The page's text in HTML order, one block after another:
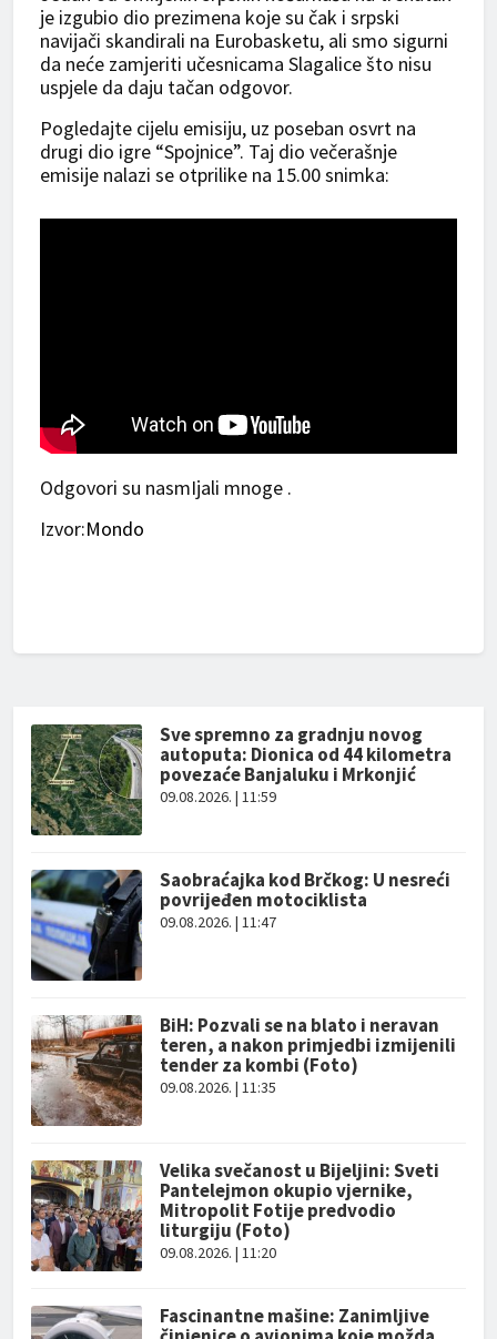
je izgubio dio prezimena koje su čak i srpski
navijači skandirali na Eurobasketu, ali smo sigurni
da neće zamjeriti učesnicama Slagalice što nisu
uspjele da daju tačan odgovor.
Pogledajte cijelu emisiju, uz poseban osvrt na
drugi dio igre “Spojnice”. Taj dio večerašnje
emisije nalazi se otprilike na 15.00 snimka:
Odgovori su nasmIjali mnoge .
Izvor:Mondo
Sve spremno za gradnju novog
autoputa: Dionica od 44 kilometra
povezaće Banjaluku i Mrkonjić
09.08.2026. | 11:59
Saobraćajka kod Brčkog: U nesreći
povrijeđen motociklista
09.08.2026. | 11:47
BiH: Pozvali se na blato i neravan
teren, a nakon primjedbi izmijenili
tender za kombi (Foto)
09.08.2026. | 11:35
Velika svečanost u Bijeljini: Sveti
Pantelejmon okupio vjernike,
Mitropolit Fotije predvodio
liturgiju (Foto)
09.08.2026. | 11:20
Fascinantne mašine: Zanimljive